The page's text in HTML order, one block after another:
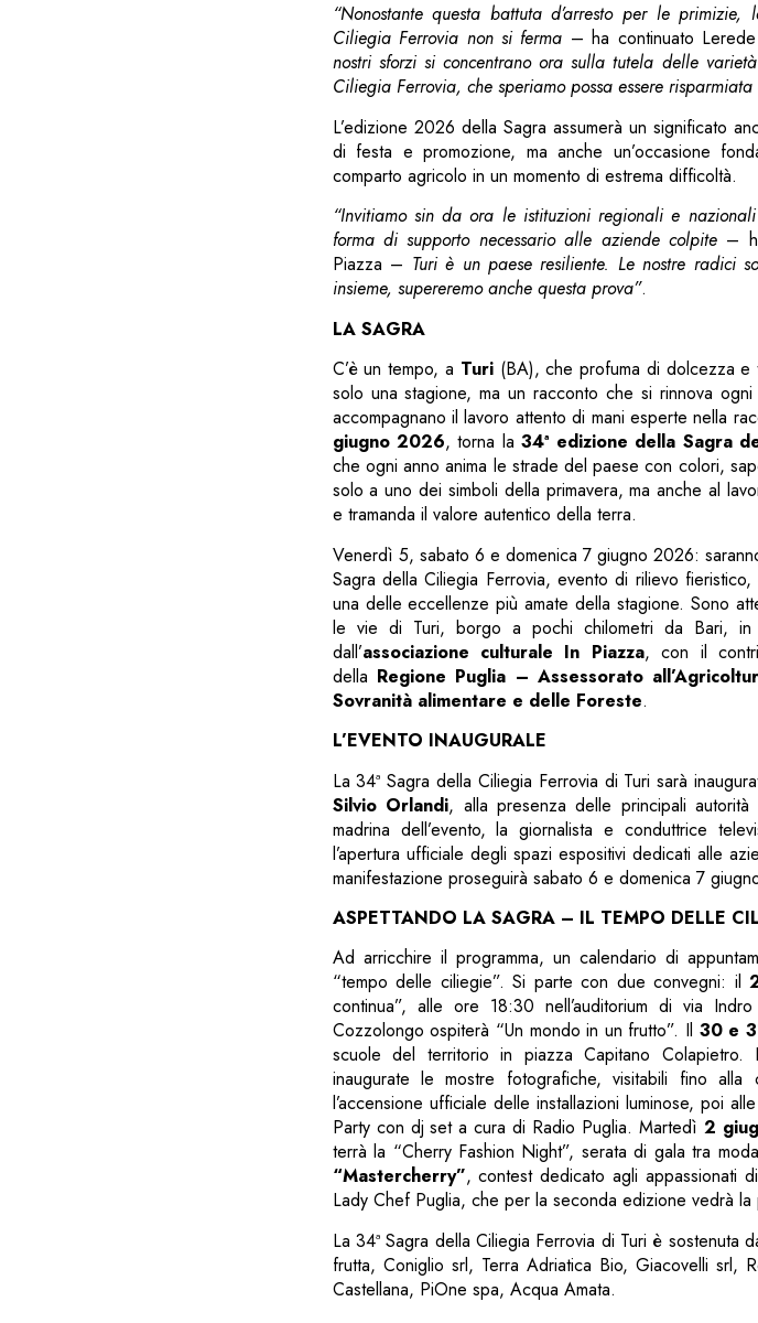
“Nonostante questa battuta d’arresto per le
Ciliegia Ferrovia non si ferma – ha continuato
nostri sforzi si concentrano ora sulla tutela delle
Ciliegia Ferrovia, che speriamo possa essere
L’edizione 2026 della Sagra assumerà un significato
di festa e promozione, ma anche un’occasione
comparto agricolo in un momento di estrema difficoltà.
“Invitiamo sin da ora le istituzioni regionali e
forma di supporto necessario alle aziende colpite– ha
Piazza – Turi è un paese resiliente. Le nostre radici
insieme, supereremo anche questa prova”.
LA SAGRA
C’è un tempo, a Turi(BA), che profuma di dolcezza e
solo una stagione, ma un racconto che si rinnova
accompagnano il lavoro attento di mani esperte nella
giugno 2026, torna la34ª edizione della Sagra
che ogni anno anima le strade del paese con colori,
solo a uno dei simboli della primavera, ma anche al
e tramanda il valore autentico della terra.
Venerdì 5, sabato 6 e domenica 7 giugno 2026:
Sagra della Ciliegia Ferrovia, evento di rilievo
una delle eccellenze più amate della stagione. Sono
le vie di Turi, borgo a pochi chilometri da Bari, in
dall’associazione culturale In Piazza, con il
della Regione Puglia – Assessorato
Sovranità alimentare e delle Foreste.
L’EVENTO INAUGURALE
La 34ª Sagra della Ciliegia Ferrovia di Turi sarà
Silvio Orlandi, alla presenza delle principali
madrina dell’evento, la giornalista e conduttrice
l’apertura ufficiale degli spazi espositivi dedicati alle
manifestazione proseguirà sabato 6 e domenica 7
ASPETTANDO LA SAGRA – IL TEMPO DELLE
Ad arricchire il programma, un calendario di
“tempo delle ciliegie”. Si parte con due convegni: il
continua”, alle ore 18:30 nell’auditorium di via
Cozzolongo ospiterà “Un mondo in un frutto”. Il 30 e
scuole del territorio in piazza Capitano Colapietro.
inaugurate le mostre fotografiche, visitabili fino
l’accensione ufficiale delle installazioni luminose, poi
Party con dj set a cura di Radio Puglia. Martedì2
terrà la “Cherry Fashion Night”, serata di gala tra
“Mastercherry”, contest dedicato agli appassionati
Lady Chef Puglia, che per la seconda edizione vedrà
La 34ª Sagra della Ciliegia Ferrovia di Turi è sostenuta
frutta, Coniglio srl, Terra Adriatica Bio, Giacovelli srl,
Castellana, PiOne spa, Acqua Amata.